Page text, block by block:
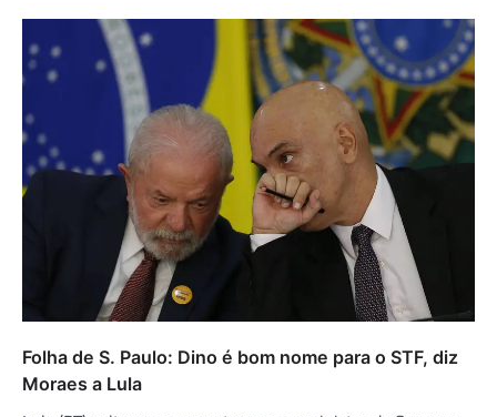
Folha de S. Paulo: Dino é bom nome para o STF, diz
Moraes a Lula